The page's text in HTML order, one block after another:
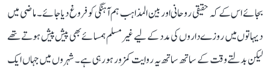
بجائے اس کے کہ حقیقی روحانی اور بین المذاہب ہم آہنگی کو فروغ دیا جائے۔ ماضی میں
دیہاتوں میں روزے داروں کی مدد کے لیے غیر مسلم ہمسائے بھی پیش پیش ہوتے تھے
لیکن بدلتے وقت کے ساتھ ساتھ یہ روایت کمزور ہو رہی ہے۔ شہروں میں جہاں ایک